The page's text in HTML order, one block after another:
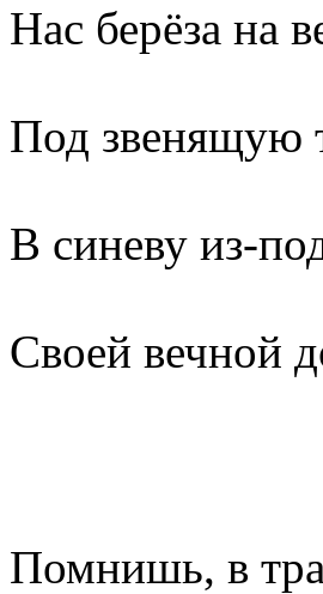
Нас берёза на
Под звенящую
В синеву из-
Своей вечной
Помнишь, в